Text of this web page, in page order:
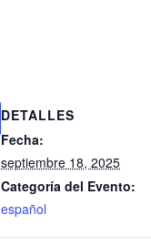
DETALLES
Fecha:
septiembre 18, 2025
Categoría del Evento:
español